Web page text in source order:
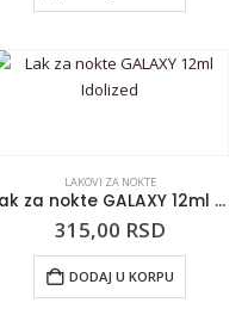
LAKOVI ZA NOKTE
Lak za nokte GALAXY 12ml Idolized
315,00 RSD
DODAJ U KORPU